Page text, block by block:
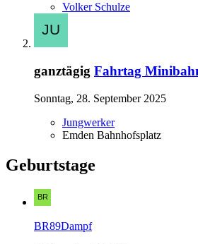
Volker Schulze
ganztägig Fahrtag
Sonntag, 28. September 2025
Jungwerker
Emden Bahnhofsplatz
Geburtstage
BR89Dampf